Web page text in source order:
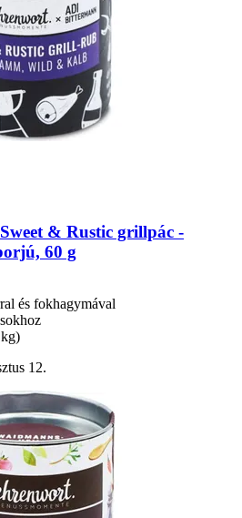
& Rustic grillpác -​
60 g
és fokhagymával
12.